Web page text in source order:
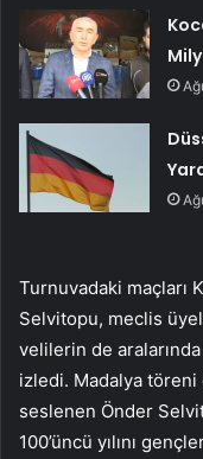
Turnuvadaki maçları
Selvitopu, meclis
velilerin de
izledi. Madalya
seslenen Önder
100’üncü yılını